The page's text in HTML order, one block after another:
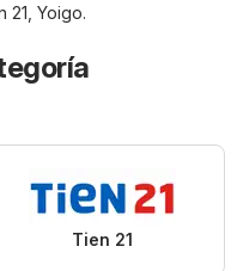
21 Yoigo.
Tien 21